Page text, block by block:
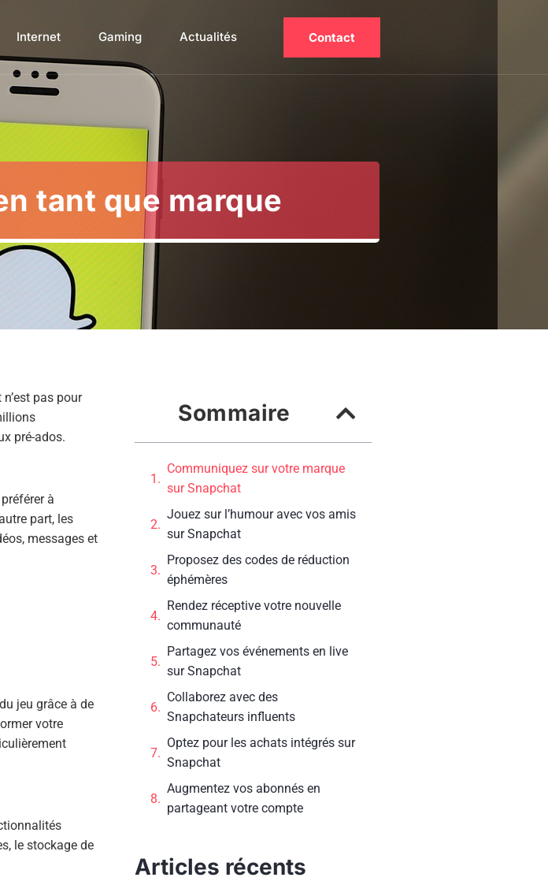
Internet Gaming Actualités Contact
tant que marque
pas pour
pré-ados.
à
part, les
messages et
jeu grâce à de
votre
le stockage de
Sommaire
Communiquez sur votre marque
sur Snapchat
Jouez sur l’humour avec vos amis
sur Snapchat
Proposez des codes de réduction
éphémères
Rendez réceptive votre nouvelle
communauté
Partagez vos événements en live
sur Snapchat
Collaborez avec des
Snapchateurs influents
Optez pour les achats intégrés sur
Snapchat
Augmentez vos abonnés en
partageant votre compte
Articles récents